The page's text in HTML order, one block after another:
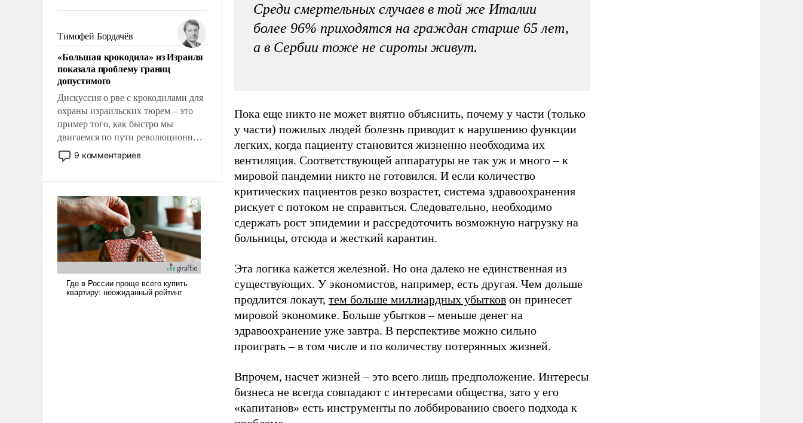
где Еревану за свои поступки не
нужно отвечать.
Тимофей Бордачёв
«Большая крокодила» из Израиля
показала проблему границ
допустимого
Дискуссия о рве с крокодилами для
охраны израильских тюрем – это
пример того, как быстро мы
двигаемся по пути революционных
изменений. То, что несколько лет
назад было образом для
9 комментариев
Среди смертельных случаев в той же Италии
более 96% приходятся на граждан старше 65 лет,
а в Сербии тоже не сироты живут.
Пока еще никто не может внятно объяснить, почему у части (только
у части) пожилых людей болезнь приводит к нарушению функции
легких, когда пациенту становится жизненно необходима их
вентиляция. Соответствующей аппаратуры не так уж и много – к
мировой пандемии никто не готовился. И если количество
критических пациентов резко возрастет, система здравоохранения
рискует с потоком не справиться. Следовательно, необходимо
сдержать рост эпидемии и рассредоточить возможную нагрузку на
больницы, отсюда и жесткий карантин.
Эта логика кажется железной. Но она далеко не единственная из
существующих. У экономистов, например, есть другая. Чем дольше
продлится локаут, тем больше миллиардных убытков он принесет
мировой экономике. Больше убытков – меньше денег на
здравоохранение уже завтра. В перспективе можно сильно
проиграть – в том числе и по количеству потерянных жизней.
Впрочем, насчет жизней – это всего лишь предположение. Интересы
бизнеса не всегда совпадают с интересами общества, зато у его
«капитанов» есть инструменты по лоббированию своего подхода к